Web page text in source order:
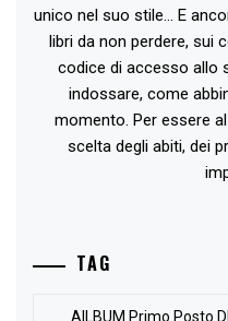
unico nel suo stile... E
libri da non perdere, sui
codice di accesso allo
indossare, come
momento. Per essere
scelta degli abiti, dei
TAG
AlLBUM Primo Posto